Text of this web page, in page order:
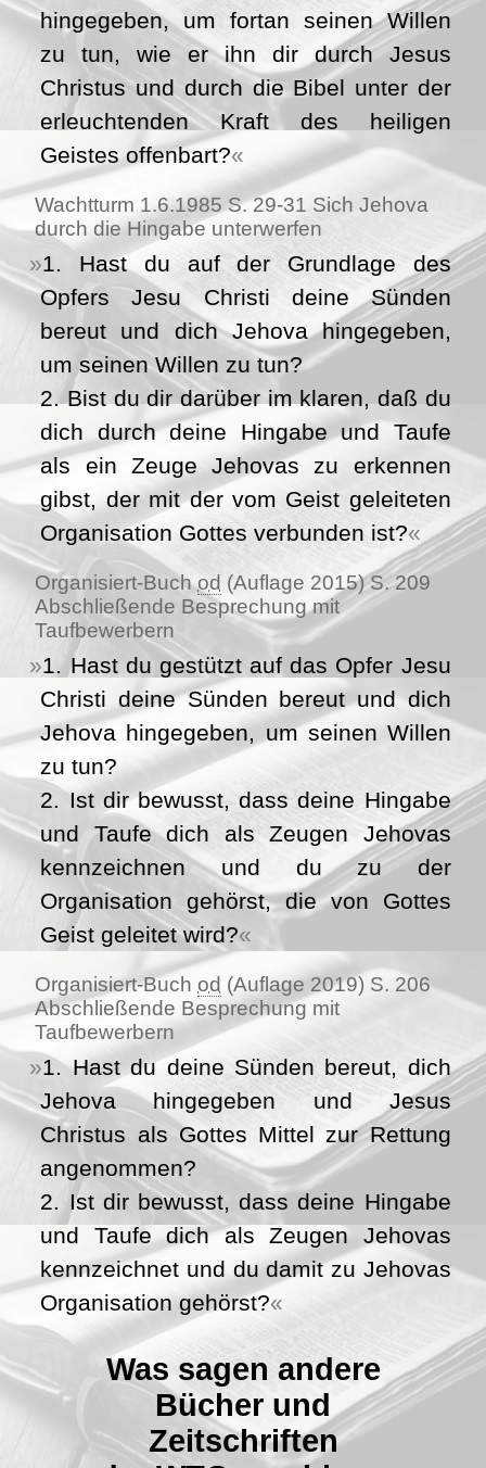
hingegeben, um fortan seinen Willen
zu tun, wie er ihn dir durch Jesus
Christus und durch die Bibel unter der
erleuchtenden Kraft des heiligen
Geistes offenbart?
Wachtturm 1.6.1985 S. 29-31 Sich Jehova
durch die Hingabe unterwerfen
1. Hast du auf der Grundlage des
Opfers Jesu Christi deine Sünden
bereut und dich Jehova hingegeben,
um seinen Willen zu tun?
2. Bist du dir darüber im klaren, daß du
dich durch deine Hingabe und Taufe
als ein Zeuge Jehovas zu erkennen
gibst, der mit der vom Geist geleiteten
Organisation Gottes verbunden ist?
Organisiert-Buchod (Auflage 2015) S. 209
Abschließende Besprechung mit
Taufbewerbern
1. Hast du gestützt auf das Opfer Jesu
Christi deine Sünden bereut und dich
Jehova hingegeben, um seinen Willen
zu tun?
2. Ist dir bewusst, dass deine Hingabe
und Taufe dich als Zeugen Jehovas
kennzeichnen und du zu der
Organisation gehörst, die von Gottes
Geist geleitet wird?
Organisiert-Buchod (Auflage 2019) S. 206
Abschließende Besprechung mit
Taufbewerbern
1. Hast du deine Sünden bereut, dich
Jehova hingegeben und Jesus
Christus als Gottes Mittel zur Rettung
angenommen?
2. Ist dir bewusst, dass deine Hingabe
und Taufe dich als Zeugen Jehovas
kennzeichnet und du damit zu Jehovas
Organisation gehörst?
Was sagen andere
Bücher und
Zeitschriften